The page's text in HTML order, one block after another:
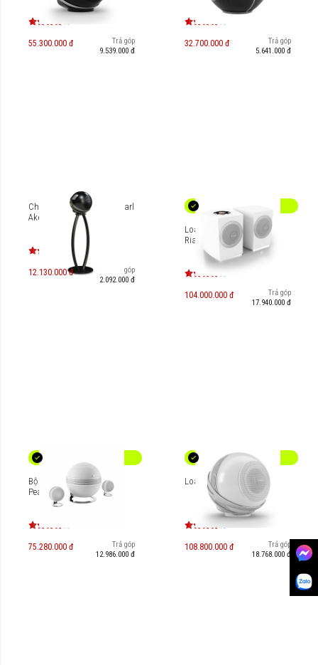
55.300.000 đ
Trả góp
9.539.000 đ
32.700.000 đ
Trả góp
5.641.000 đ
Chân loa Cabasse The Pearl
Akoya
12.130.000 đ
Trả góp
2.092.000 đ
Loa Bookshelf Cabasse
Rialto
104.000.000 đ
Trả góp
17.940.000 đ
Bộ loa 2.1 Cabasse The
Pearl Keshi
75.280.000 đ
Trả góp
12.986.000 đ
Loa Cabasse The Pearl
108.800.000 đ
Trả góp
18.768.000 đ